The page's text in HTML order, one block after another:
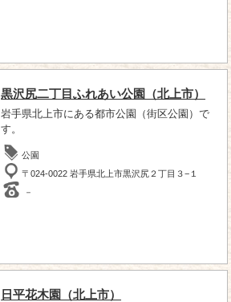
黒沢尻二丁目ふれあい公園（北上市）
岩手県北上市にある都市公園（街区公園）で
す。
公園
〒024-0022 岩手県北上市黒沢尻２丁目３−１
－
日平花木園（北上市）